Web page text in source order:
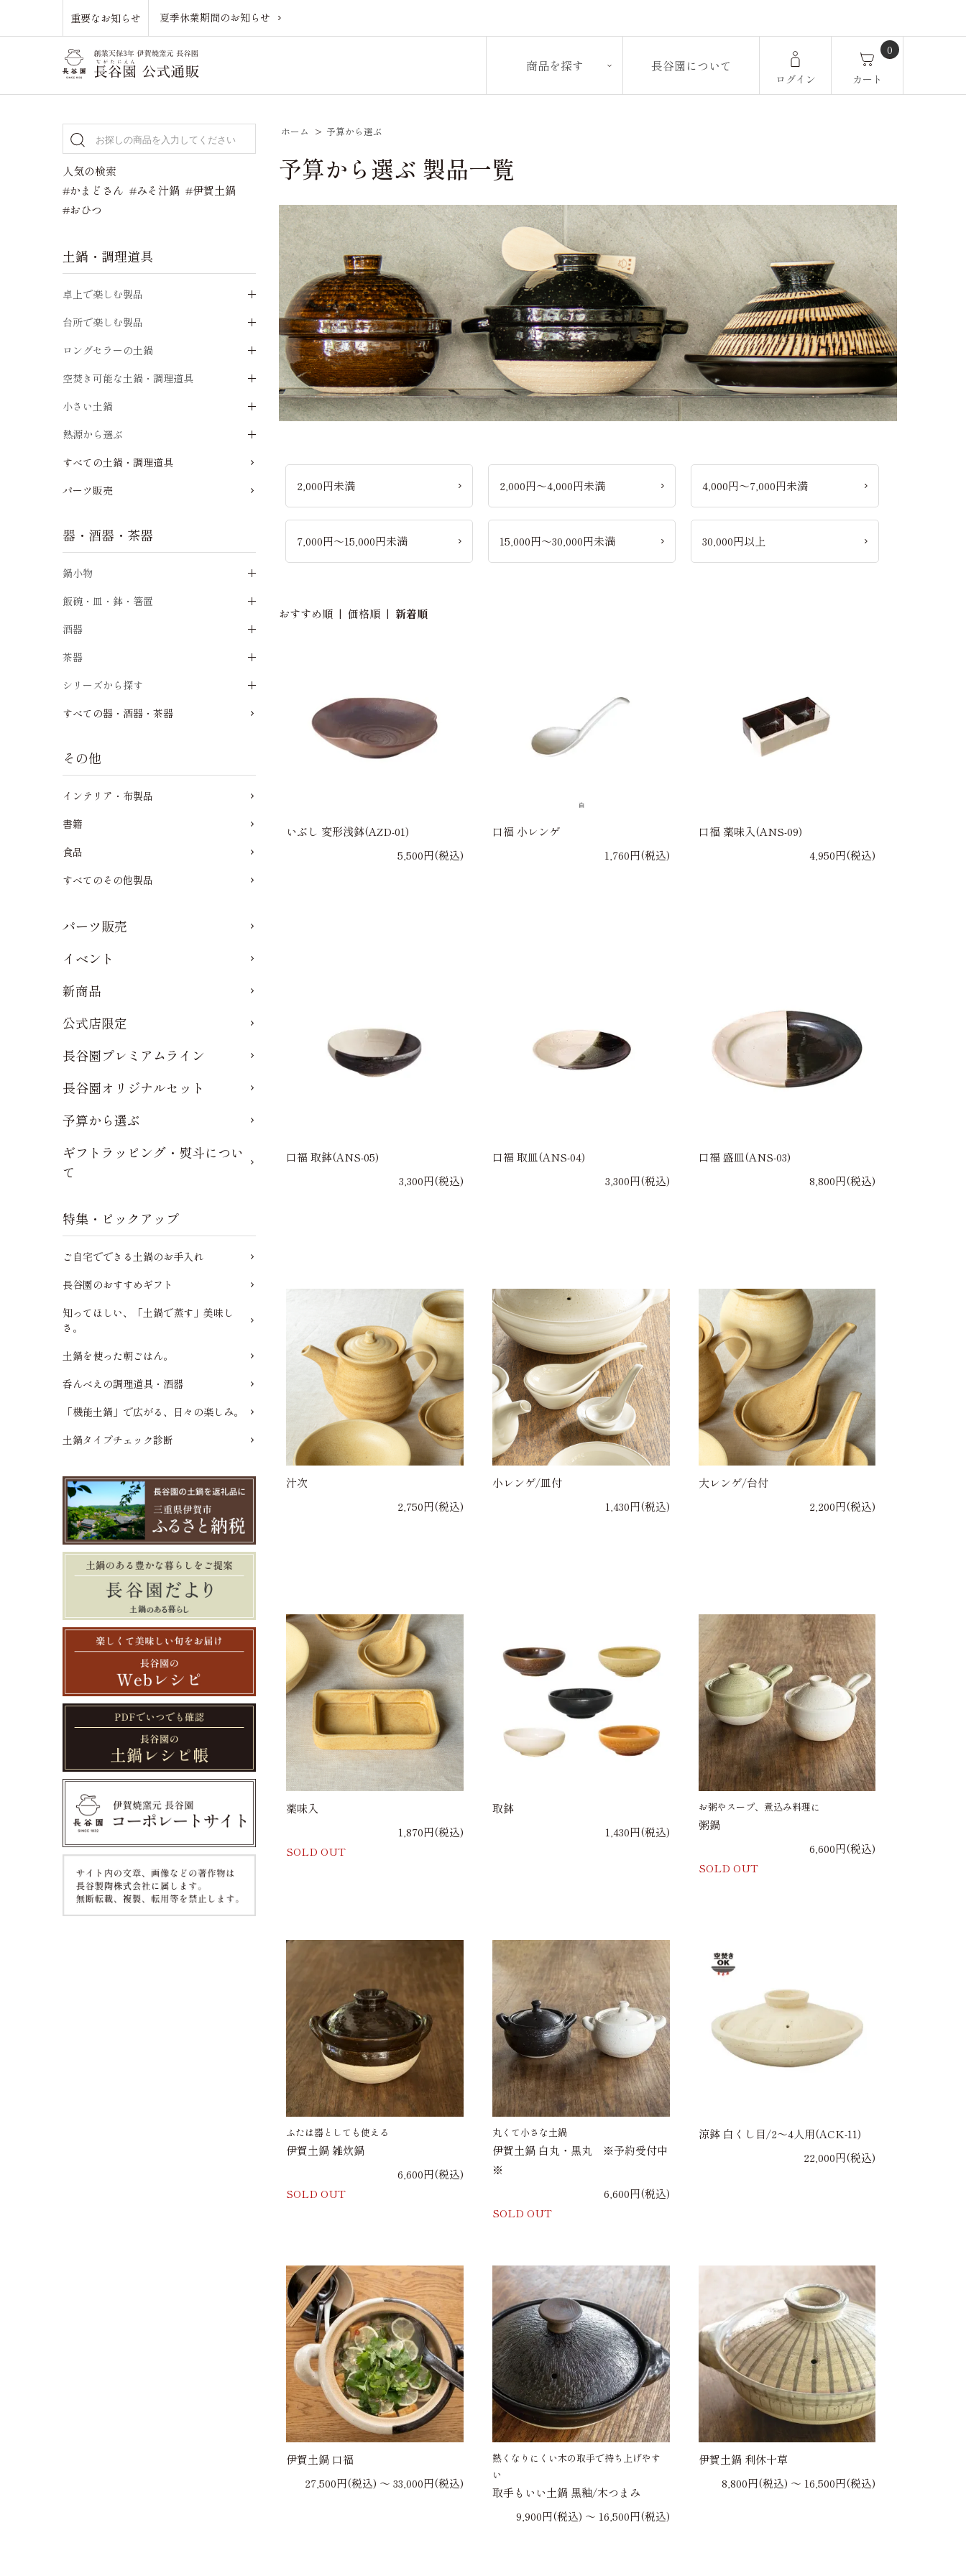
重要なお知らせ 夏季休業期間のお知らせ
商品を探す 長谷園について
ログイン
0
カート
ホーム > 予算から選ぶ
予算から選ぶ 製品一覧
2,000円未満 2,000円～4,000円未満 4,000円～7,000円未満
7,000円～15,000円未満 15,000円～30,000円未満 30,000円以上
おすすめ順 |価格順 | 新着順
いぶし 変形浅鉢(AZD-01)
5,500円(税込)
口福 小レンゲ
1,760円(税込)
口福 薬味入(ANS-09)
4,950円(税込)
口福 取鉢(ANS-05)
3,300円(税込)
口福 取皿(ANS-04)
3,300円(税込)
口福 盛皿(ANS-03)
8,800円(税込)
汁次
2,750円(税込)
小レンゲ/皿付
1,430円(税込)
大レンゲ/台付
2,200円(税込)
薬味入
1,870円(税込)
SOLD OUT
取鉢
1,430円(税込)
お粥やスープ、煮込み料理に
粥鍋
6,600円(税込)
SOLD OUT
ふたは器としても使える
伊賀土鍋 雑炊鍋
6,600円(税込)
SOLD OUT
丸くて小さな土鍋
伊賀土鍋 白丸・黒丸 ※予約受付中
※
6,600円(税込)
SOLD OUT
涼鉢 白くし目/2～4人用(ACK-11)
22,000円(税込)
伊賀土鍋 口福
27,500円(税込) 〜 33,000円(税込)
熱くなりにくい木の取手で持ち上げやす
い
取手もいい土鍋 黒釉/木つまみ
9,900円(税込) 〜 16,500円(税込)
伊賀土鍋 利休十草
8,800円(税込) 〜 16,500円(税込)
人気の検索
#かまどさん #みそ汁鍋 #伊賀土鍋
#おひつ
土鍋・調理道具
卓上で楽しむ製品
台所で楽しむ製品
ロングセラーの土鍋
空焚き可能な土鍋・調理道具
小さい土鍋
熱源から選ぶ
すべての土鍋・調理道具
パーツ販売
器・酒器・茶器
鍋小物
飯碗・皿・鉢・箸置
酒器
茶器
シリーズから探す
すべての器・酒器・茶器
その他
インテリア・布製品
書籍
食品
すべてのその他製品
パーツ販売
イベント
新商品
公式店限定
長谷園プレミアムライン
長谷園オリジナルセット
予算から選ぶ
ギフトラッピング・熨斗につい
て
特集・ピックアップ
ご自宅でできる土鍋のお手入れ
長谷園のおすすめギフト
知ってほしい、「土鍋で蒸す」美味し
さ。
土鍋を使った朝ごはん。
呑んべえの調理道具・酒器
「機能土鍋」で広がる、日々の楽しみ。
土鍋タイプチェック診断